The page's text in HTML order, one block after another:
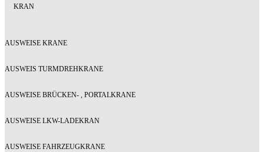
KRAN
AUSWEISE KRANE
AUSWEIS TURMDREHKRANE
AUSWEISE BRÜCKEN- , PORTALKRANE
AUSWEISE LKW-LADEKRAN
AUSWEISE FAHRZEUGKRANE